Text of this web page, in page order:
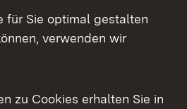
für Sie optimal gestalten
verwenden wir
zu Cookies erhalten Sie in